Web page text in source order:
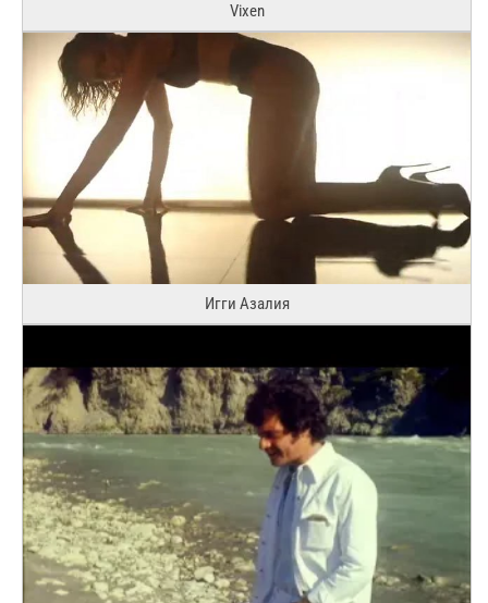
Vixen
Игги Азалия